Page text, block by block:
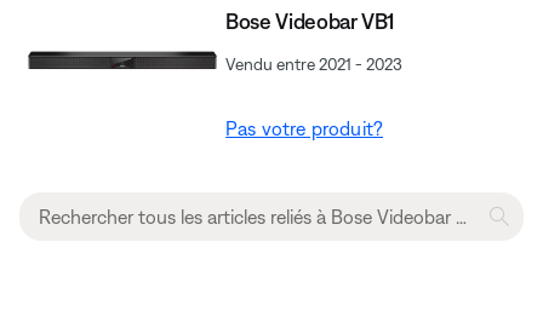
Bose Videobar VB1
Vendu entre 2021 - 2023
Pas votre produit?